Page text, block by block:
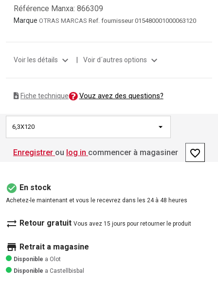
Référence Manxa: 866309
Marque OTRAS MARCAS Ref. fournisseur 015480001000063120
Voir les détails expand_more | Voir d´autres options expand_more
Fiche technique Vouz avez des questions?
6,3X120
Enregistrer ou log in commencer à magasiner favorite_border
check_circle En stock
Achetez-le maintenant et vous le recevrez dans les 24 à 48 heures
sync_alt Retour gratuit Vous avez 15 jours pour retourner le produit
store Retrait a magasine
Disponible a Olot
Disponible a Castellbisbal